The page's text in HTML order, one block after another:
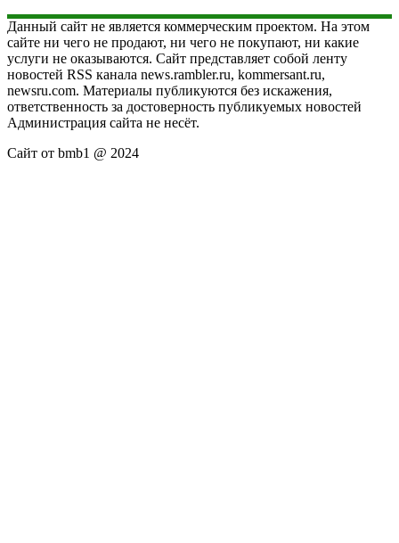
Данный сайт не является коммерческим проектом. На этом
сайте ни чего не продают, ни чего не покупают, ни какие
услуги не оказываются. Сайт представляет собой ленту
новостей RSS канала news.rambler.ru, kommersant.ru,
newsru.com. Материалы публикуются без искажения,
ответственность за достоверность публикуемых новостей
Администрация сайта не несёт.
Сайт от bmb1 @ 2024